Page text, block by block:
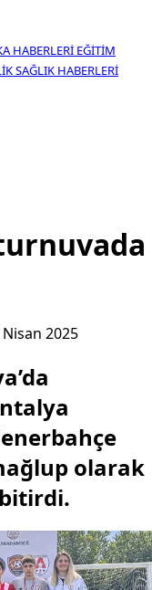
HABERLERI EĞITIM
SAĞLIK HABERLERI
2025
olarak